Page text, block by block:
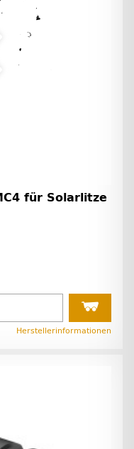
für Solarlitze
Herstellerinformationen